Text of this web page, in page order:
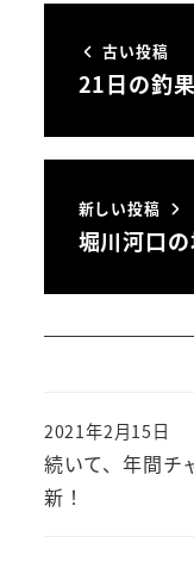
古い投稿
21日の釣果
新しい投稿
堀川河口
続いて、年間チ
新！
投稿日
2021年2月15日